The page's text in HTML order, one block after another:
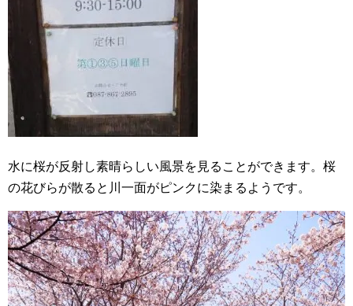
水に桜が反射し素晴らしい風景を見ることができます。桜
の花びらが散ると川一面がピンクに染まるようです。